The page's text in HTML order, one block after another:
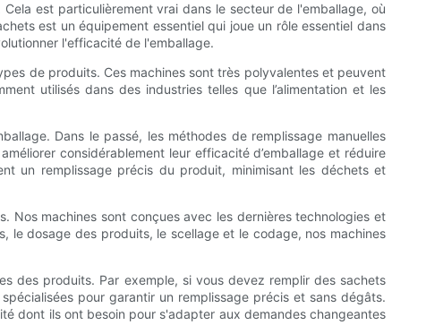
est particulièrement vrai dans le secteur de l'emballage, où
est un équipement essentiel qui joue un rôle essentiel dans
l'efficacité de l'emballage.
de produits. Ces machines sont très polyvalentes et peuvent
utilisés dans des industries telles que l’alimentation et les
Dans le passé, les méthodes de remplissage manuelles
considérablement leur efficacité d’emballage et réduire
un remplissage précis du produit, minimisant les déchets et
Nos machines sont conçues avec les dernières technologies et
le dosage des produits, le scellage et le codage, nos machines
des produits. Par exemple, si vous devez remplir des sachets
pour garantir un remplissage précis et sans dégâts.
dont ils ont besoin pour s'adapter aux demandes changeantes